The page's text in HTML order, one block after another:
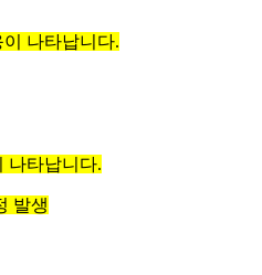
나타납니다.
나타납니다.
발생